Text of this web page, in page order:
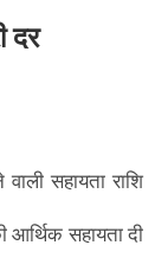
दर
सहायता राशि
सहायता दी